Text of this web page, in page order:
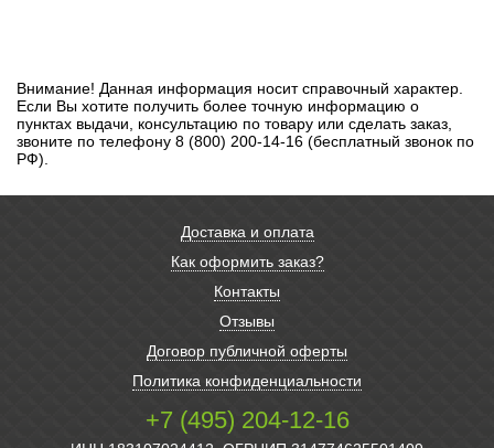
Внимание! Данная информация носит справочный характер.
Если Вы хотите получить более точную информацию о
пунктах выдачи, консультацию по товару или сделать заказ,
звоните по телефону 8 (800) 200-14-16 (бесплатный звонок по
РФ).
Доставка и оплата
Как оформить заказ?
Контакты
Отзывы
Договор публичной оферты
Политика конфиденциальности
+7 (495) 204-12-16